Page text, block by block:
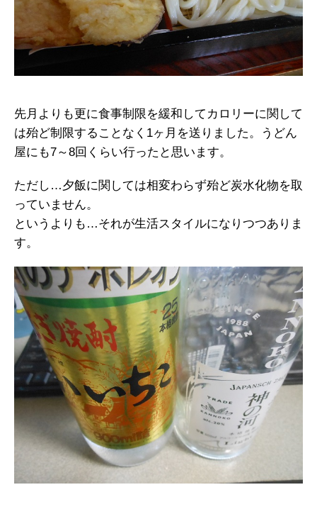
先月よりも更に食事制限を緩和してカロリーに関して
は殆ど制限することなく1ヶ月を送りました。うどん
屋にも7～8回くらい行ったと思います。
ただし…夕飯に関しては相変わらず殆ど炭水化物を取
っていません。
というよりも…それが生活スタイルになりつつありま
す。